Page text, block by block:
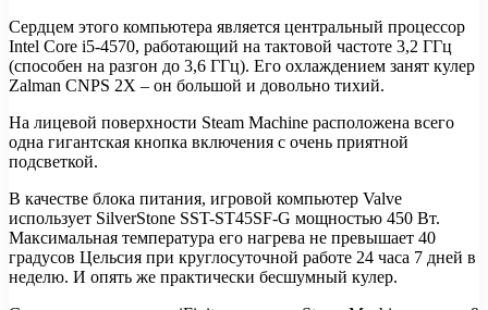
Сердцем этого компьютера является центральный процессор
Intel Core i5-4570, работающий на тактовой частоте 3,2 ГГц
(способен на разгон до 3,6 ГГц). Его охлаждением занят кулер
Zalman CNPS 2X – он большой и довольно тихий.
На лицевой поверхности Steam Machine расположена всего
одна гигантская кнопка включения с очень приятной
подсветкой.
В качестве блока питания, игровой компьютер Valve
использует SilverStone SST-ST45SF-G мощностью 450 Вт.
Максимальная температура его нагрева не превышает 40
градусов Цельсия при круглосуточной работе 24 часа 7 дней в
неделю. И опять же практически бесшумный кулер.